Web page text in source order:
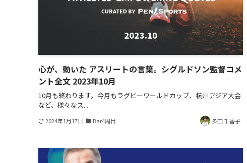
心が、動いた アスリートの言葉。シグルドソン監督コメ
ント全文 2023年10月
10月も終わります。今月もラグビーワールドカップ、杭州アジア大会
など、様々なス...
2024年1月17日 Bar4周目 多田 千香子